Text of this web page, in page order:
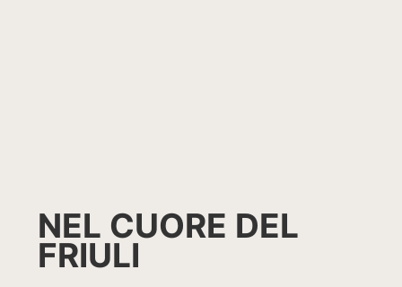
NEL CUORE DEL
FRIULI